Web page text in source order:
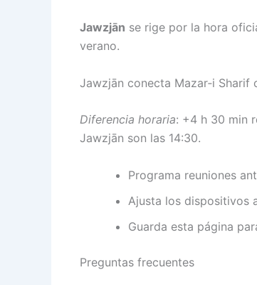
Jawzjān se rige por la hora
verano.
Jawzjān conecta Mazar‑i Sharif
Diferencia horaria: +4 h 30 min
Jawzjān son las 14:30.
Programa reuniones
Ajusta los dispositivos
Guarda esta página
Preguntas frecuentes